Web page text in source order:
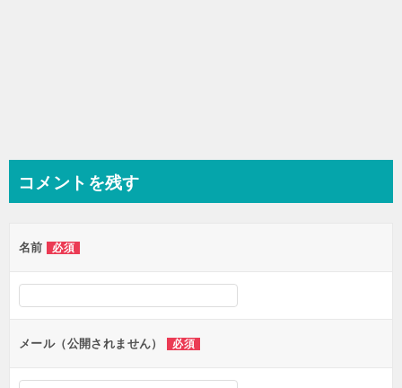
コメントを残す
名前 必須
メール（公開されません） 必須